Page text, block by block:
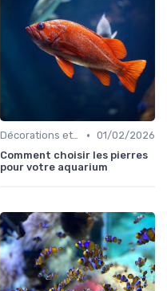
Décorations et plantes • 01/02/2026
Comment choisir les pierres
pour votre aquarium